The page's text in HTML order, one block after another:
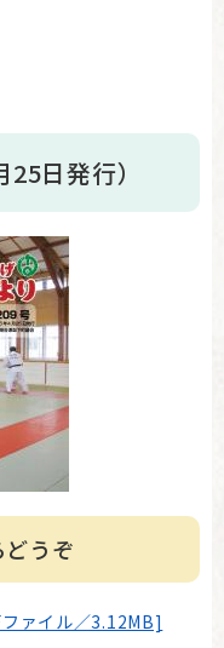
日発行）
うぞ
ァイル／3.12MB]